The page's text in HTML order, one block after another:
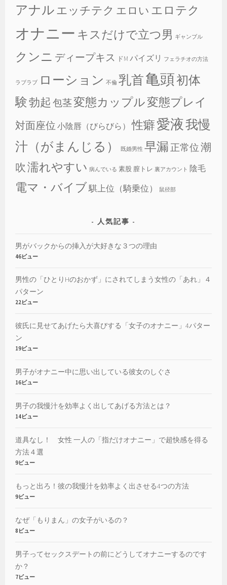
アナルエッチテク エロい エロテク
オナニー キスだけで立つ男 ギャンブル
クンニ ディープキス ドM パイズリ フェラチオの方法
ラブラブ ローション 不倫 乳首亀頭初体
験勃起 包茎変態カップル変態プレイ
対面座位 小陰唇（びらびら） 性癖愛液我慢
汁（がまんじる）
既婚男性 早漏 正常位潮
吹 濡れやすい 病んでいる 素股 膣トレ 裏アカウント 陰毛
電マ・バイブ騏上位（騎乗位） 鼠径部
人気記事
男がバックからの挿入が大好きな３つの理由
46ビュー
男性の「ひとりHのおかず」にされてしまう女性の「あれ」４
パターン
22ビュー
彼氏に見せてあげたら大喜びする「女子のオナニー」4パター
ン
19ビュー
男子がオナニー中に思い出している彼女のしぐさ
16ビュー
男子の我慢汁を効率よく出してあげる方法とは？
14ビュー
道具なし！ 女性 一人の「指だけオナニー」で超快感を得る
方法４選
9ビュー
もっと出ろ！彼の我慢汁を効率よく出させる4つの方法
9ビュー
なぜ「もりまん」の女子がいるの？
8ビュー
男子ってセックスデートの前にどうしてオナニーするのです
か？
7ビュー